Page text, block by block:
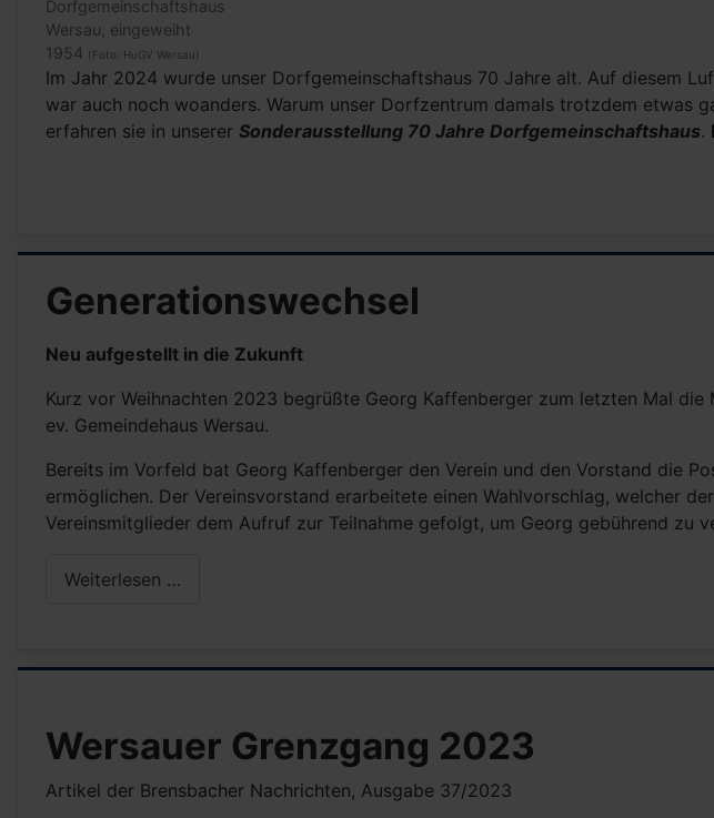
Dorfgemeinschaftshaus
Wersau, eingeweiht
1954 (Foto: HuGV Wersau)
Im Jahr 2024 wurde unser Dorfgemeinschaftshaus 70 Jahre alt. Auf diesem
war auch noch woanders. Warum unser Dorfzentrum damals trotzdem etwas
erfahren sie in unserer Sonderausstellung 70 Jahre Dorfgemeinschaftshaus.
Generationswechsel
Neu aufgestellt in die Zukunft
Kurz vor Weihnachten 2023 begrüßte Georg Kaffenberger zum letzten Mal
ev. Gemeindehaus Wersau.
Bereits im Vorfeld bat Georg Kaffenberger den Verein und den Vorstand die
ermöglichen. Der Vereinsvorstand erarbeitete einen Wahlvorschlag, welcher
Vereinsmitglieder dem Aufruf zur Teilnahme gefolgt, um Georg gebührend zu
Weiterlesen …
Wersauer Grenzgang 2023
Artikel der Brensbacher Nachrichten, Ausgabe 37/2023